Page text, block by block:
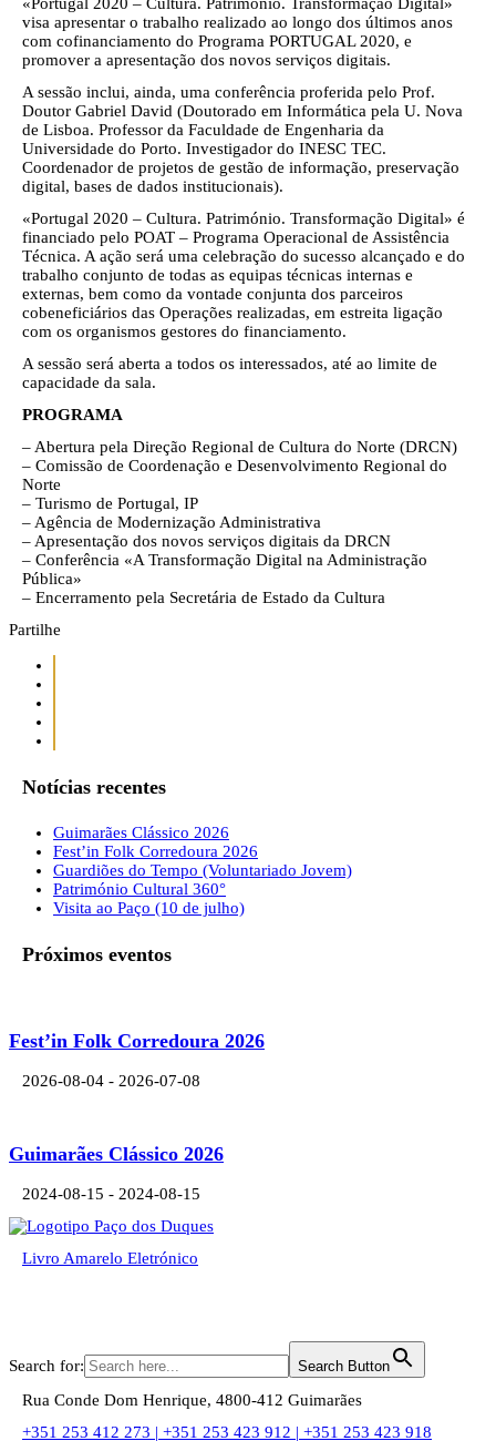
visa apresentar o trabalho realizado ao longo dos últimos anos
com cofinanciamento do Programa PORTUGAL 2020, e
promover a apresentação dos novos serviços digitais.
A sessão inclui, ainda, uma conferência proferida pelo Prof.
Doutor Gabriel David (Doutorado em Informática pela U. Nova
de Lisboa. Professor da Faculdade de Engenharia da
Universidade do Porto. Investigador do INESC TEC.
Coordenador de projetos de gestão de informação, preservação
digital, bases de dados institucionais).
«Portugal 2020 – Cultura. Património. Transformação Digital» é
financiado pelo POAT – Programa Operacional de Assistência
Técnica. A ação será uma celebração do sucesso alcançado e do
trabalho conjunto de todas as equipas técnicas internas e
externas, bem como da vontade conjunta dos parceiros
cobeneficiários das Operações realizadas, em estreita ligação
com os organismos gestores do financiamento.
A sessão será aberta a todos os interessados, até ao limite de
capacidade da sala.
PROGRAMA
– Abertura pela Direção Regional de Cultura do Norte (DRCN)
– Comissão de Coordenação e Desenvolvimento Regional do
Norte
– Turismo de Portugal, IP
– Agência de Modernização Administrativa
– Apresentação dos novos serviços digitais da DRCN
– Conferência «A Transformação Digital na Administração
Pública»
– Encerramento pela Secretária de Estado da Cultura
Partilhe
Notícias recentes
Guimarães Clássico 2026
Fest’in Folk Corredoura 2026
Guardiões do Tempo (Voluntariado Jovem)
Património Cultural 360°
Visita ao Paço (10 de julho)
Próximos eventos
Fest’in Folk Corredoura 2026
2026-08-04 - 2026-07-08
Guimarães Clássico 2026
2024-08-15 - 2024-08-15
Livro Amarelo Eletrónico
Search for: Search Button
Rua Conde Dom Henrique, 4800-412 Guimarães
+351 253 412 273 | +351 253 423 912 | +351 253 423 918